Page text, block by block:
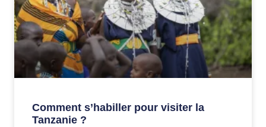
Comment s’habiller pour visiter la
Tanzanie ?